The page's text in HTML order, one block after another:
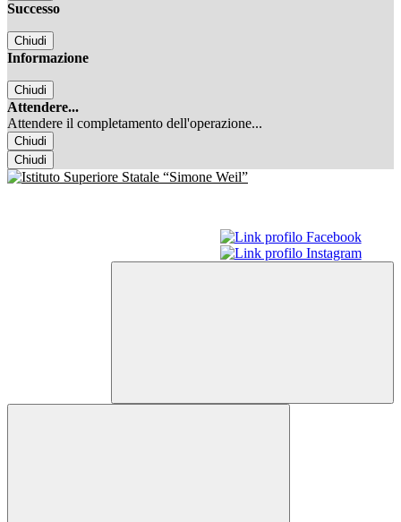
Successo
Chiudi
Informazione
Chiudi
Attendere...
Attendere il completamento dell'operazione...
Chiudi
Chiudi